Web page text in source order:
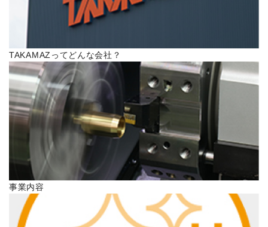
ご利用に際して
当社のセキュリティへの取り組み
プライバシーポリシー
ENGLISH
TAKAMAZってどんな会社？
事業内容